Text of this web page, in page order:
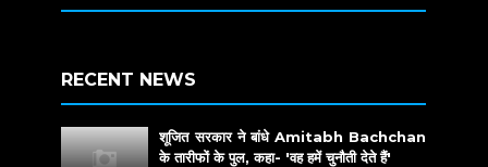
RECENT NEWS
शूजित सरकार ने बांधे Amitabh Bachchan
के तारीफों के पुल, कहा- 'वह हमें चुनौती देते हैं'